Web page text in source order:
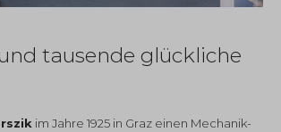
tausende glückliche
im Jahre 1925 in Graz einen Mechanik-